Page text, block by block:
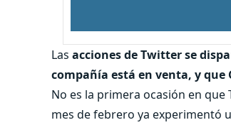
Las acciones de Twitter se
compañía está en venta, y que
No es la primera ocasión en
mes de febrero ya experimentó